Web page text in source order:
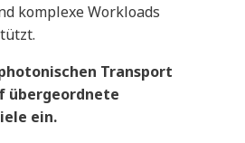
komplexe Workloads
Transport
übergeordnete
ein.